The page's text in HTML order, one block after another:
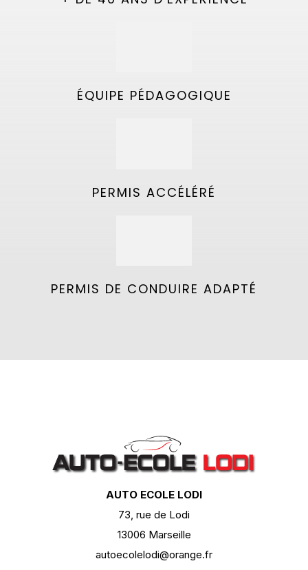
ÉQUIPE PÉDAGOGIQUE
PERMIS ACCÉLÉRÉ
PERMIS DE CONDUIRE ADAPTÉ
AUTO ECOLE LODI
73, rue de Lodi
13006 Marseille
autoecolelodi@orange.fr